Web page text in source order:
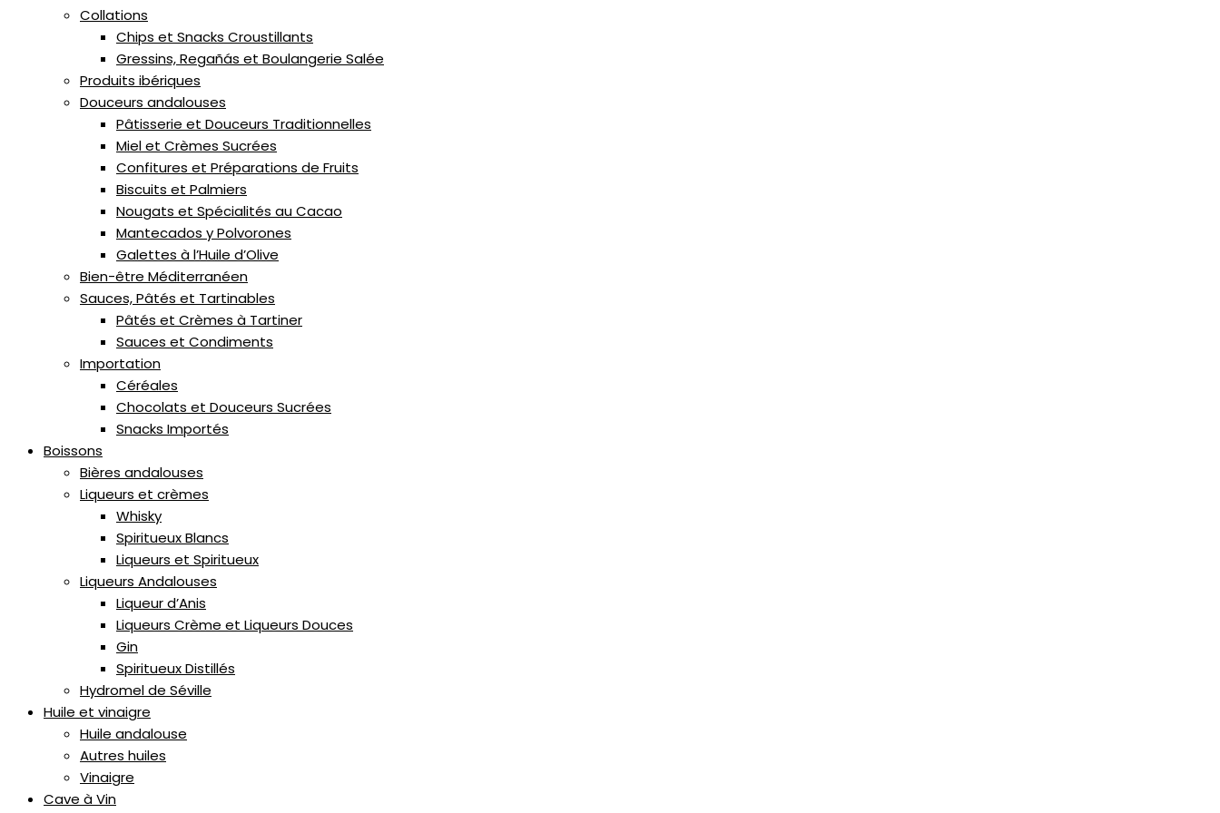
Collations
Chips et Snacks Croustillants
Gressins, Regañás et Boulangerie Salée
Produits ibériques
Douceurs andalouses
Pâtisserie et Douceurs Traditionnelles
Miel et Crèmes Sucrées
Confitures et Préparations de Fruits
Biscuits et Palmiers
Nougats et Spécialités au Cacao
Mantecados y Polvorones
Galettes à l’Huile d’Olive
Bien-être Méditerranéen
Sauces, Pâtés et Tartinables
Pâtés et Crèmes à Tartiner
Sauces et Condiments
Importation
Céréales
Chocolats et Douceurs Sucrées
Snacks Importés
Boissons
Bières andalouses
Liqueurs et crèmes
Whisky
Spiritueux Blancs
Liqueurs et Spiritueux
Liqueurs Andalouses
Liqueur d’Anis
Liqueurs Crème et Liqueurs Douces
Gin
Spiritueux Distillés
Hydromel de Séville
Huile et vinaigre
Huile andalouse
Autres huiles
Vinaigre
Cave à Vin